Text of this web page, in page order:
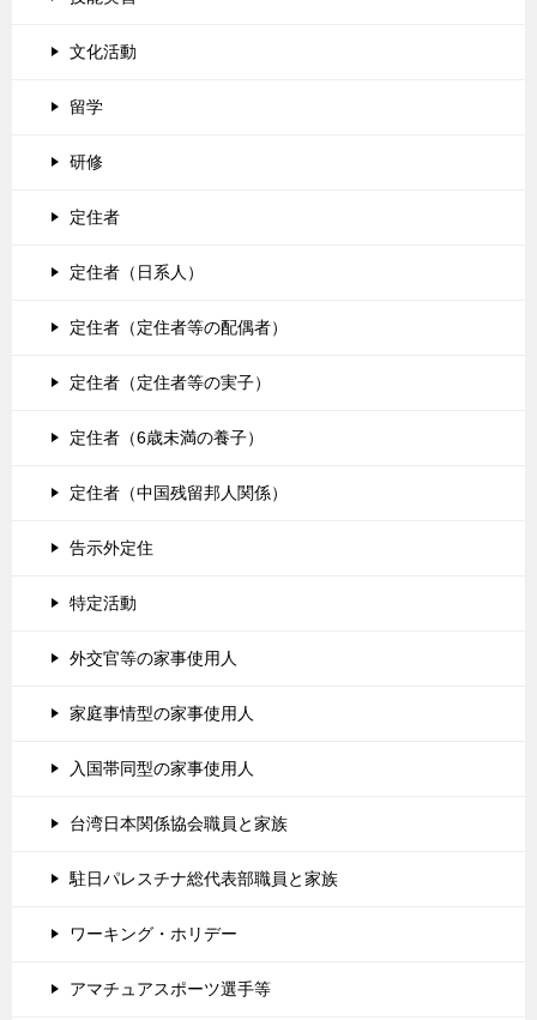
文化活動
留学
研修
定住者
定住者（日系人）
定住者（定住者等の配偶者）
定住者（定住者等の実子）
定住者（6歳未満の養子）
定住者（中国残留邦人関係）
告示外定住
特定活動
外交官等の家事使用人
家庭事情型の家事使用人
入国帯同型の家事使用人
台湾日本関係協会職員と家族
駐日パレスチナ総代表部職員と家族
ワーキング・ホリデー
アマチュアスポーツ選手等